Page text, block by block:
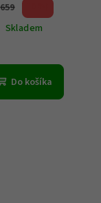
Skladem
Do košíka